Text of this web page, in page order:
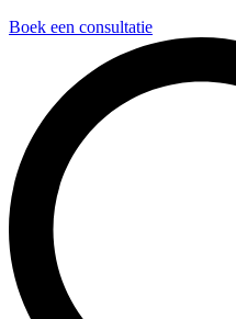
Boek een consultatie